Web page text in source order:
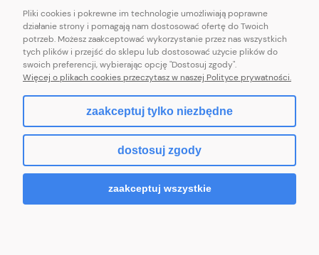
E-mail:pl101sukienek@gmail.com
101sukienek.pl
ul. Piotrkowska 317/11, Łódź 93-035, woj. łódzkie
pokaż pełną wersję strony
Sklep internetowy Shoper.pl
Pliki cookies i pokrewne im technologie umożliwiają poprawne
działanie strony i pomagają nam dostosować ofertę do Twoich
potrzeb. Możesz zaakceptować wykorzystanie przez nas wszystkich
tych plików i przejść do sklepu lub dostosować użycie plików do
swoich preferencji, wybierając opcję "Dostosuj zgody".
Więcej o plikach cookies przeczytasz w naszej Polityce prywatności.
zaakceptuj tylko niezbędne
dostosuj zgody
zaakceptuj wszystkie